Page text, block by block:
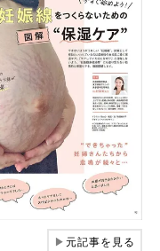
▶元記事を見る